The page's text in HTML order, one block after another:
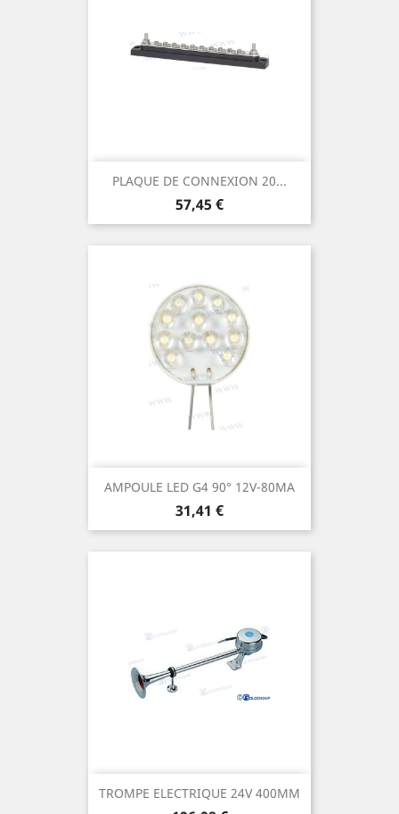
PLAQUE DE CONNEXION 20...
Prix
57,45 €
AMPOULE LED G4 90° 12V-80MA
Prix
31,41 €
TROMPE ELECTRIQUE 24V 400MM